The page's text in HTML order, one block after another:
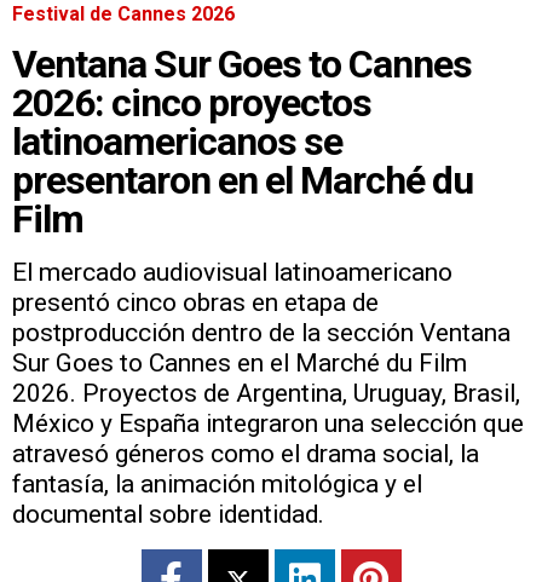
Festival de Cannes 2026
Ventana Sur Goes to Cannes
2026: cinco proyectos
latinoamericanos se
presentaron en el Marché du
Film
El mercado audiovisual latinoamericano
presentó cinco obras en etapa de
postproducción dentro de la sección Ventana
Sur Goes to Cannes en el Marché du Film
2026. Proyectos de Argentina, Uruguay, Brasil,
México y España integraron una selección que
atravesó géneros como el drama social, la
fantasía, la animación mitológica y el
documental sobre identidad.